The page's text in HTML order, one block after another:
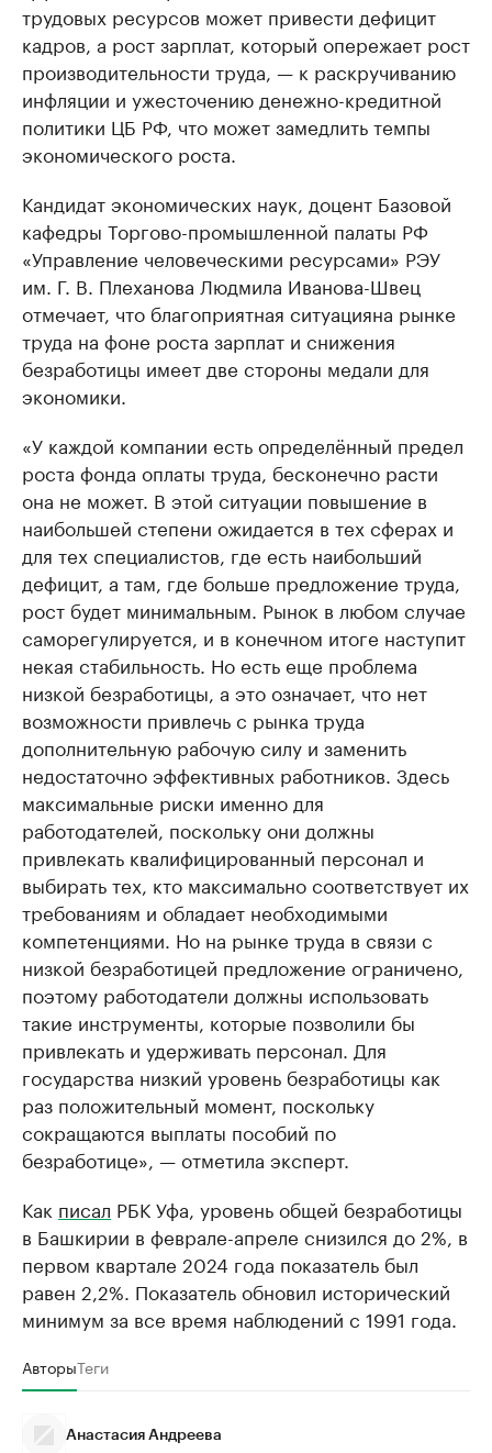
трудовых ресурсов может привести дефицит
кадров, а рост зарплат, который опережает рост
производительности труда, — к раскручиванию
инфляции и ужесточению денежно-кредитной
политики ЦБ РФ, что может замедлить темпы
экономического роста.
Кандидат экономических наук, доцент Базовой
кафедры Торгово-промышленной палаты РФ
«Управление человеческими ресурсами» РЭУ
им. Г. В. Плеханова Людмила Иванова-Швец
отмечает, что благоприятная ситуацияна рынке
труда на фоне роста зарплат и снижения
безработицы имеет две стороны медали для
экономики.
«У каждой компании есть определённый предел
роста фонда оплаты труда, бесконечно расти
она не может. В этой ситуации повышение в
наибольшей степени ожидается в тех сферах и
для тех специалистов, где есть наибольший
дефицит, а там, где больше предложение труда,
рост будет минимальным. Рынок в любом случае
саморегулируется, и в конечном итоге наступит
некая стабильность. Но есть еще проблема
низкой безработицы, а это означает, что нет
возможности привлечь с рынка труда
дополнительную рабочую силу и заменить
недостаточно эффективных работников. Здесь
максимальные риски именно для
работодателей, поскольку они должны
привлекать квалифицированный персонал и
выбирать тех, кто максимально соответствует их
требованиям и обладает необходимыми
компетенциями. Но на рынке труда в связи с
низкой безработицей предложение ограничено,
поэтому работодатели должны использовать
такие инструменты, которые позволили бы
привлекать и удерживать персонал. Для
государства низкий уровень безработицы как
раз положительный момент, поскольку
сокращаются выплаты пособий по
безработице», — отметила эксперт.
Как писал РБК Уфа, уровень общей безработицы
в Башкирии в феврале-апреле снизился до 2%, в
первом квартале 2024 года показатель был
равен 2,2%. Показатель обновил исторический
минимум за все время наблюдений с 1991 года.
АвторыТеги
Анастасия Андреева